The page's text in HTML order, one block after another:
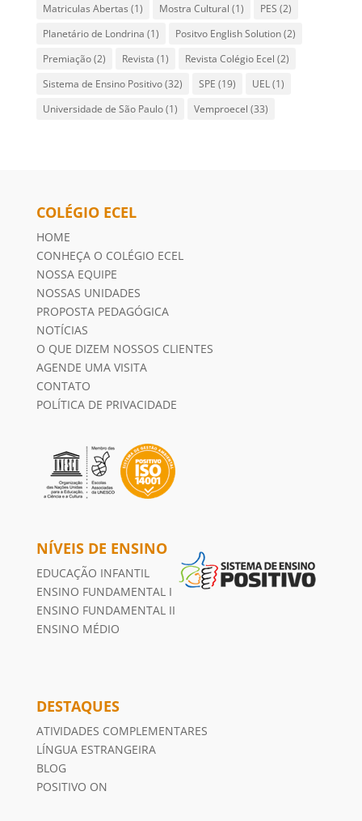
Matriculas Abertas (1) Mostra Cultural (1) PES (2)
Planetário de Londrina (1) Positvo English Solution(2)
Premiação(2) Revista (1) Revista Colégio Ecel (2)
Sistema de Ensino Positivo(32) SPE (19) UEL(1)
Universidade de São Paulo(1) Vemproecel (33)
COLÉGIO ECEL
HOME
CONHEÇA O COLÉGIO ECEL
NOSSA EQUIPE
NOSSAS UNIDADES
PROPOSTA PEDAGÓGICA
NOTÍCIAS
O QUE DIZEM NOSSOS CLIENTES
AGENDE UMA VISITA
CONTATO
POLÍTICA DE PRIVACIDADE
NÍVEIS DE ENSINO
EDUCAÇÃO INFANTIL
ENSINO FUNDAMENTAL I
ENSINO FUNDAMENTAL II
ENSINO MÉDIO
DESTAQUES
ATIVIDADES COMPLEMENTARES
LÍNGUA ESTRANGEIRA
BLOG
POSITIVO ON